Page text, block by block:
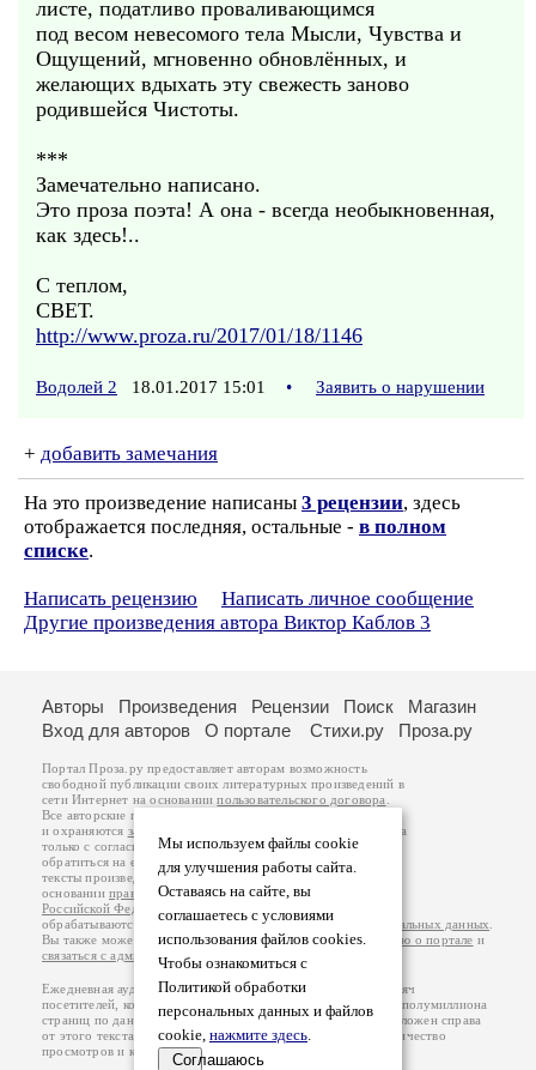
листе, податливо проваливающимся
под весом невесомого тела Мысли, Чувства и
Ощущений, мгновенно обновлённых, и
желающих вдыхать эту свежесть заново
родившейся Чистоты.
***
Замечательно написано.
Это проза поэта! А она - всегда необыкновенная,
как здесь!..
С теплом,
СВЕТ.
http://www.proza.ru/2017/01/18/1146
Водолей 2 18.01.2017 15:01 • Заявить о нарушении
+ добавить замечания
На это произведение написаны 3 рецензии, здесь
отображается последняя, остальные - в полном
списке.
Написать рецензию
Написать личное сообщение
Другие произведения автора Виктор Каблов 3
Мы используем файлы cookie
для улучшения работы сайта.
Оставаясь на сайте, вы
соглашаетесь с условиями
использования файлов cookies.
Чтобы ознакомиться с
Политикой обработки
персональных данных и файлов
cookie, нажмите здесь.
Соглашаюсь
Авторы Произведения Рецензии Поиск
Магазин
Вход для авторов
О портале Стихи.ру Проза.ру
Портал Проза.ру предоставляет авторам возможность
свободной публикации своих литературных произведений в
сети Интернет на основаниипользовательского договора
Все авторские права на произведения принадлежат авторам
и охраняются законом
. Перепечатка произведений возможна
только с согласия его автора, к которому вы можете
обратиться на его авторской странице. Ответственность за
тексты произведений авторы несут самостоятельно на
основанииправил публикацииизаконодательства
Российской Федерации
обрабатываются на основанииПолитики обработки персональных данных
Вы также можете посмотреть более подробнуюинформацию о портале и
связаться с администрацией
Ежедневная аудитория портала Проза.ру – порядка 100 тысяч
посетителей, которые в общей сумме просматривают более полумиллиона
страниц по данным счетчика посещаемости, который расположен справа
от этого текста. В каждой графе указано по две цифры: количество
просмотров и количество посетителей.